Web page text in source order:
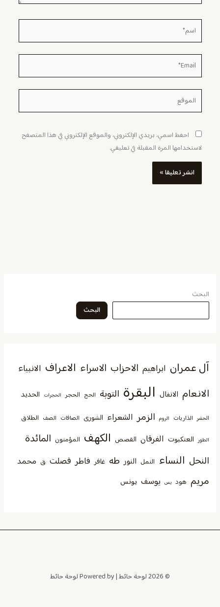
اسم*
Email*
الموقع
احفظ اسمي، بريدي الإلكتروني، والموقع الإلكتروني في هذا المتصفح
لاستخدامها المرة المقبلة في تعليقي.
البحث
البحث
آل عمران ابراهيم الاحزاب الاسراء الاعراف الانبياء
الانعام الانفال البقرة التوبة الحج الحجر الحجرات الحديد
الحشر الذاريات الروم الزمر الشعراء الشورى الصافات الصف الطلاق
الطور العنكبوت الفرقان القصص الكهف المؤمنون المائدة
النحل النساء النمل النور طه غافر فاطر فصلت ق محمد
مريم هود يس يوسف يونس
© 2026 لوحة حائط | Powered by لوحة حائط